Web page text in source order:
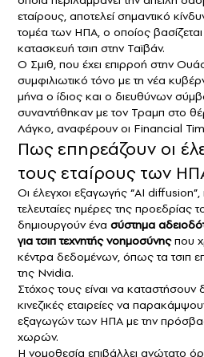
εταίρους, αποτελεί σημαντικό
τομέα των ΗΠΑ, ο οποίος
κατασκευή τσιπ στην Ταϊβάν.
Ο Σμιθ, που έχει επιρροή στην
συμφιλιωτικό τόνο με τη νέα
μήνα ο ίδιος και ο διευθύνων
συναντήθηκαν με τον Τραμπ στο
Λάγκο, αναφέρουν οι Financial
Πως επηρεάζουν οι
τους εταίρους των
Οι έλεγχοι εξαγωγής “AI diffusion”,
τελευταίες ημέρες της προεδρίας
δημιουργούν ένα σύστημα
για τσιπ τεχνητής νοημοσύνηςπου
κέντρα δεδομένων, όπως τα τσιπ
της Nvidia.
Στόχος τους είναι να καταστήσουν
κινεζικές εταιρείες να
εξαγωγών των ΗΠΑ με την
χωρών.
Η νομοθεσία επιβάλλει ανώτατο